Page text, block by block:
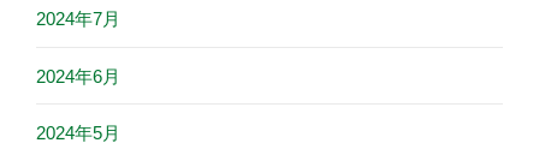
2024年7月
2024年6月
2024年5月